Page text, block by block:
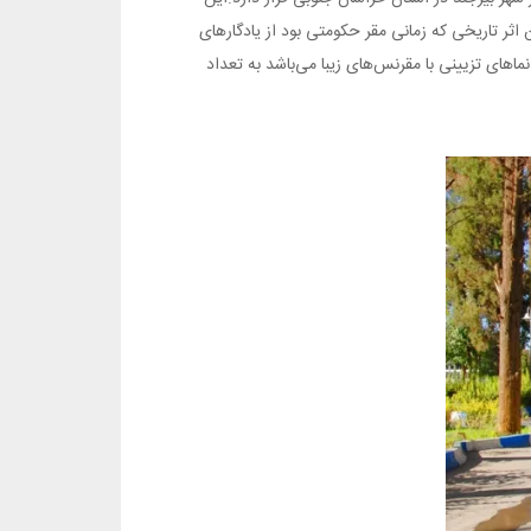
که زمانی مقر حکومتی بود از یادگارهای
تزیینی با مقرنس‌های زیبا می‌باشد به تعداد